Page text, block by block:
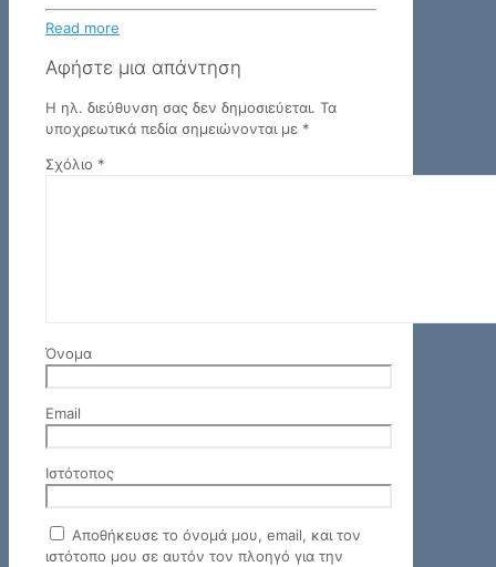
Read more
Αφήστε μια απάντηση
Η ηλ. διεύθυνση σας δεν δημοσιεύεται. Τα
υποχρεωτικά πεδία σημειώνονται με *
Σχόλιο *
Όνομα
Email
Ιστότοπος
Αποθήκευσε το όνομά μου, email, και τον
ιστότοπο μου σε αυτόν τον πλοηγό για την